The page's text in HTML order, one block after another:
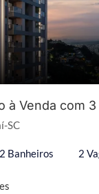
à Venda com
SC
2 Banheiros 2